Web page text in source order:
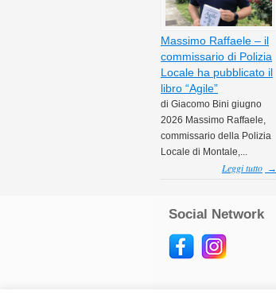
Massimo Raffaele – il
commissario di Polizia
Locale ha pubblicato il
libro “Agile”
di Giacomo Bini giugno
2026 Massimo Raffaele,
commissario della Polizia
Locale di Montale,...
Leggi tutto →
Social Network